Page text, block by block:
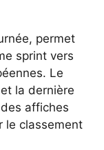
permet
sprint vers
Le
la dernière
affiches
le classement